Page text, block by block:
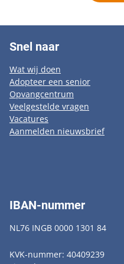
Snel naar
Wat wij doen
Adopteer een senior
Opvangcentrum
Veelgestelde vragen
Vacatures
Aanmelden nieuwsbrief
IBAN-nummer
NL76 INGB 0000 1301 84
KVK-nummer: 40409239